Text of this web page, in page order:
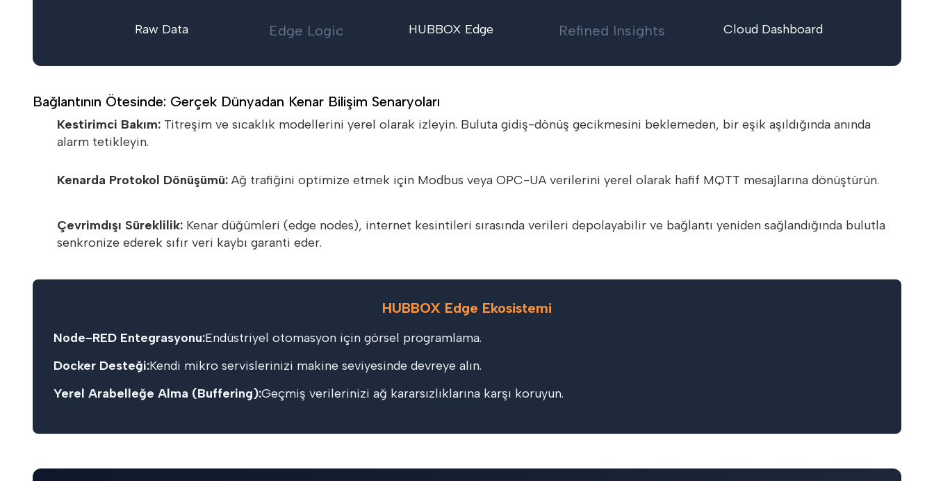
Raw Data Edge Logic HUBBOX Edge Refined Insights Cloud Dashboard
Bağlantının Ötesinde: Gerçek Dünyadan Kenar Bilişim Senaryoları
Kestirimci Bakım: Titreşim ve sıcaklık modellerini yerel olarak izleyin. Buluta gidiş-dönüş gecikmesini beklemeden, bir eşik aşıldığında anında
alarm tetikleyin.
Kenarda Protokol Dönüşümü: Ağ trafiğini optimize etmek için Modbus veya OPC-UA verilerini yerel olarak hafif MQTT mesajlarına dönüştürün.
Çevrimdışı Süreklilik: Kenar düğümleri (edge nodes), internet kesintileri sırasında verileri depolayabilir ve bağlantı yeniden sağlandığında bulutla
senkronize ederek sıfır veri kaybı garanti eder.
HUBBOX Edge Ekosistemi
Node-RED Entegrasyonu:Endüstriyel otomasyon için görsel programlama.
Docker Desteği:Kendi mikro servislerinizi makine seviyesinde devreye alın.
Yerel Arabelleğe Alma (Buffering):Geçmiş verilerinizi ağ kararsızlıklarına karşı koruyun.